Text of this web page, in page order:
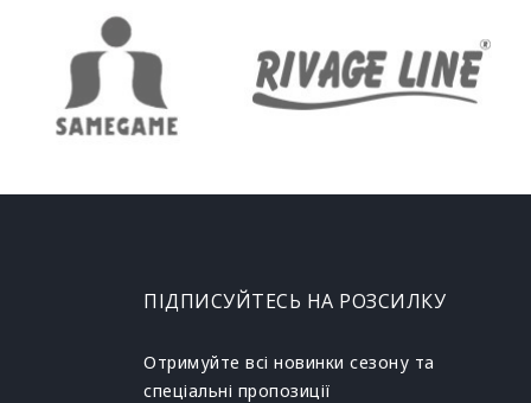
ПІДПИСУЙТЕСЬ НА РОЗСИЛКУ
Отримуйте всі новинки сезону та
спеціальні пропозиції